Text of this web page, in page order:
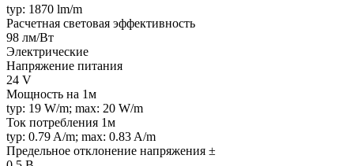
typ: 1870 lm/m
Расчетная световая эффективность
98 лм/Вт
Электрические
Напряжение питания
24 V
Мощность на 1м
typ: 19 W/m; max: 20 W/m
Ток потребления 1м
typ: 0.79 A/m; max: 0.83 A/m
Предельное отклонение напряжения ±